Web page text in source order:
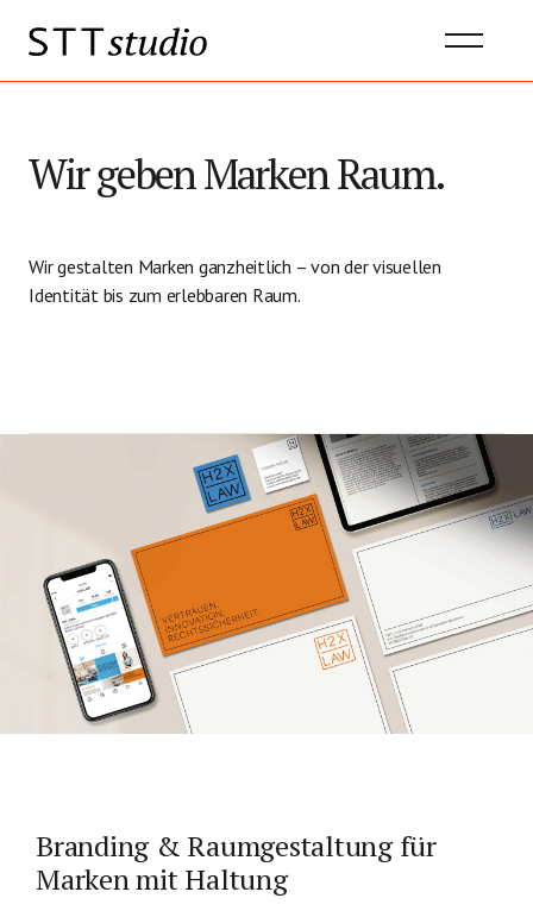
Wir geben Marken Raum.
Wir gestalten Marken ganzheitlich – von der visuellen
Identität bis zum erlebbaren Raum.
Branding & Raumgestaltung für
Marken mit Haltung